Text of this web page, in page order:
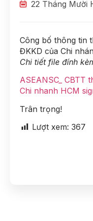
22 Tháng Mười
Công bố thông tin
ĐKKD của Chi
Chi tiết file đính
ASEANSC_ CBTT
Chi nhanh HCM
Trân trọng!
Lượt xem: 367